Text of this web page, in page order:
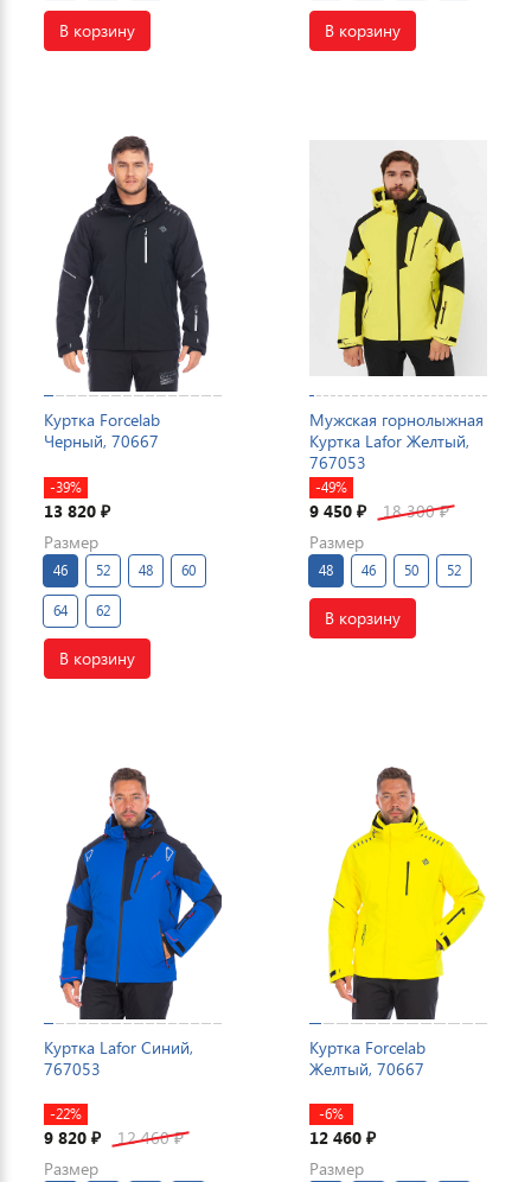
В корзину В корзину
Куртка Forcelab
Черный, 70667
-39%
13 820 ₽
Размер
46 52 48 60
64 62
В корзину
Мужская горнолыжная
Куртка Lafor Желтый,
767053
-49%
9 450 ₽ 18 300₽
Размер
48 46 50 52
В корзину
Куртка Lafor Синий,
767053
-22%
9 820 ₽ 12 460₽
Размер
Куртка Forcelab
Желтый, 70667
-6%
12 460 ₽
Размер